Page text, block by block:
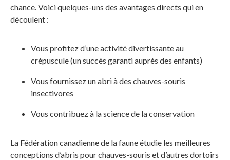
chance. Voici quelques-uns des avantages directs qui en
découlent :
Vous profitez d’une activité divertissante au
crépuscule (un succès garanti auprès des enfants)
Vous fournissez un abri à des chauves-souris
insectivores
Vous contribuez à la science de la conservation
La Fédération canadienne de la faune étudie les meilleures
conceptions d’abris pour chauves-souris et d’autres dortoirs